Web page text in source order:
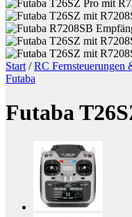
Start / RC Fernsteuerungen
Futaba
Futaba